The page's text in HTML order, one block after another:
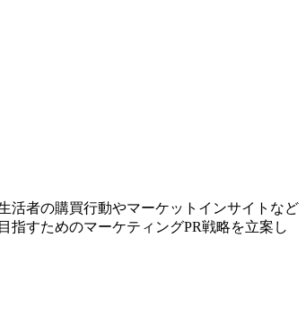
活者の購買行動やマーケットインサイトなど
指すためのマーケティングPR戦略を立案し